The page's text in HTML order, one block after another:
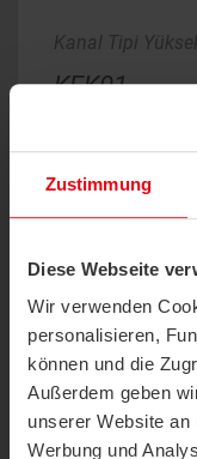
Zustimmung
Diese Webseite
Wir verwenden
personalisieren,
können und die
Außerdem geben
unserer Website
Werbung und
Kanal Tipi
KFK01
HVAC
kanal sensörü.
Technical data
Images